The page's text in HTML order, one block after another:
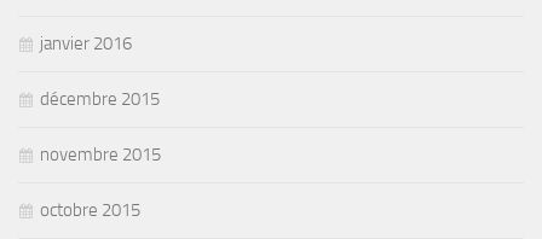
janvier 2016
décembre 2015
novembre 2015
octobre 2015